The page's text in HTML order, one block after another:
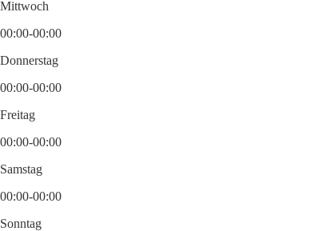
Mittwoch
00:00-00:00
Donnerstag
00:00-00:00
Freitag
00:00-00:00
Samstag
00:00-00:00
Sonntag